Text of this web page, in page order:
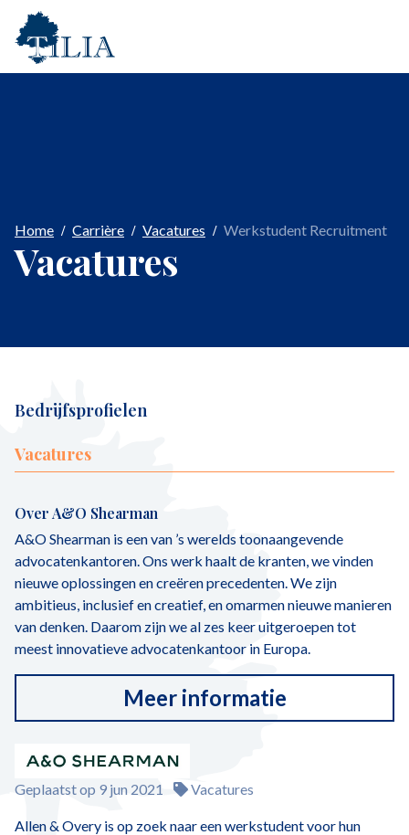
Home Carrière Vacatures Werkstudent Recruitment
Vacatures
Bedrijfsprofielen
Vacatures
Over A&O Shearman
A&O Shearman is een van ’s werelds toonaangevende
advocatenkantoren. Ons werk haalt de kranten, we vinden
nieuwe oplossingen en creëren precedenten. We zijn
ambitieus, inclusief en creatief, en omarmen nieuwe manieren
van denken. Daarom zijn we al zes keer uitgeroepen tot
meest innovatieve advocatenkantoor in Europa.
Meer informatie
Geplaatst op 9 jun 2021 Vacatures
Allen & Overy is op zoek naar een werkstudent voor hun